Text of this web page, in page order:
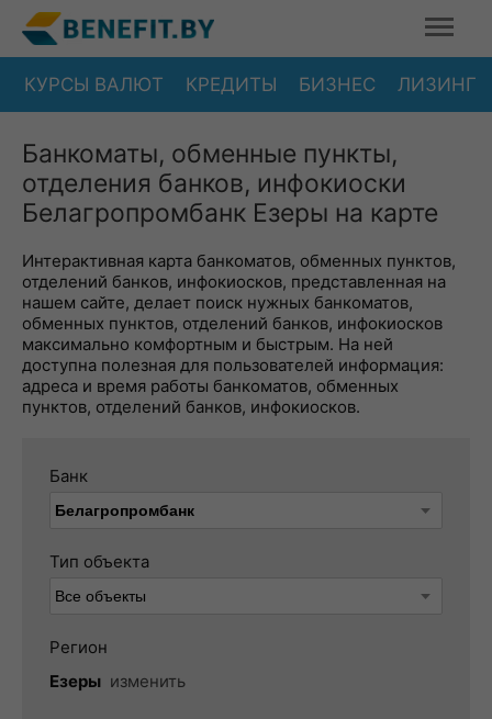
КУРСЫ ВАЛЮТ КРЕДИТЫ БИЗНЕС ЛИЗИНГ
Банкоматы, обменные пункты,
отделения банков, инфокиоски
Белагропромбанк Езеры на карте
Интерактивная карта банкоматов, обменных пунктов,
отделений банков, инфокиосков, представленная на
нашем сайте, делает поиск нужных банкоматов,
обменных пунктов, отделений банков, инфокиосков
максимально комфортным и быстрым. На ней
доступна полезная для пользователей информация:
адреса и время работы банкоматов, обменных
пунктов, отделений банков, инфокиосков.
Банк
Тип объекта
Регион
Езеры изменить